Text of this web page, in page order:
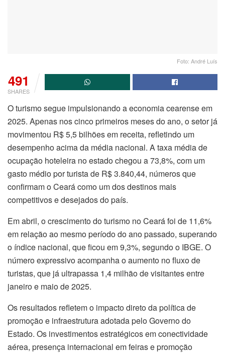
Foto: André Luís
491
SHARES
O turismo segue impulsionando a economia cearense em
2025. Apenas nos cinco primeiros meses do ano, o setor já
movimentou R$ 5,5 bilhões em receita, refletindo um
desempenho acima da média nacional. A taxa média de
ocupação hoteleira no estado chegou a 73,8%, com um
gasto médio por turista de R$ 3.840,44, números que
confirmam o Ceará como um dos destinos mais
competitivos e desejados do país.
Em abril, o crescimento do turismo no Ceará foi de 11,6%
em relação ao mesmo período do ano passado, superando
o índice nacional, que ficou em 9,3%, segundo o IBGE. O
número expressivo acompanha o aumento no fluxo de
turistas, que já ultrapassa 1,4 milhão de visitantes entre
janeiro e maio de 2025.
Os resultados refletem o impacto direto da política de
promoção e infraestrutura adotada pelo Governo do
Estado. Os investimentos estratégicos em conectividade
aérea, presença internacional em feiras e promoção